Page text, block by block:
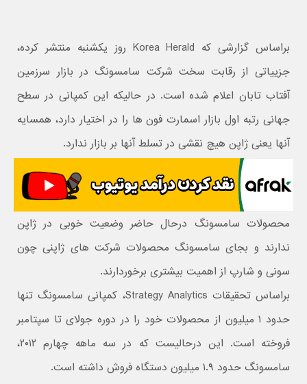
براساس گزارشی که Korea Herald روز یکشنبه منتشر کرده،
جزییاتی از رقابت سخت شرکت سامسونگ در بازار سرزمین
آفتاب تابان اعلام شده است. در حالیکه این کمپانی در سطح
جهانی رتبه اول بازار اسمارت فون ها را در اختیار دارد، همسایه
آنها یعنی ژاپن هیچ نقشی در تسلط آنها بر بازار ندارد.
محصولات سامسونگ درحال حاضر وضعیت خوبی در ژاپن
ندارند و بجای سامسونگ محصولات شرکت های ژاپنی چون
سونی و شارپ از اهمیت بیشتری برخوردارند.
براساس تحقیقات Strategy Analytics، کمپانی سامسونگ تنها
حدود ۱ میلیون از محصولات خود را در دوره جولای تا سپتامبر
فروخته است. این درحالیست که در سه ماهه چهارم ۲۰۱۲،
سامسونگ حدود ۱.۹ میلیون دستگاه فروش داشته است.